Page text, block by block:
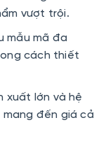
vượt trội.
mẫu mã đa
cách thiết
xuất lớn và hệ
mang đến giá cả